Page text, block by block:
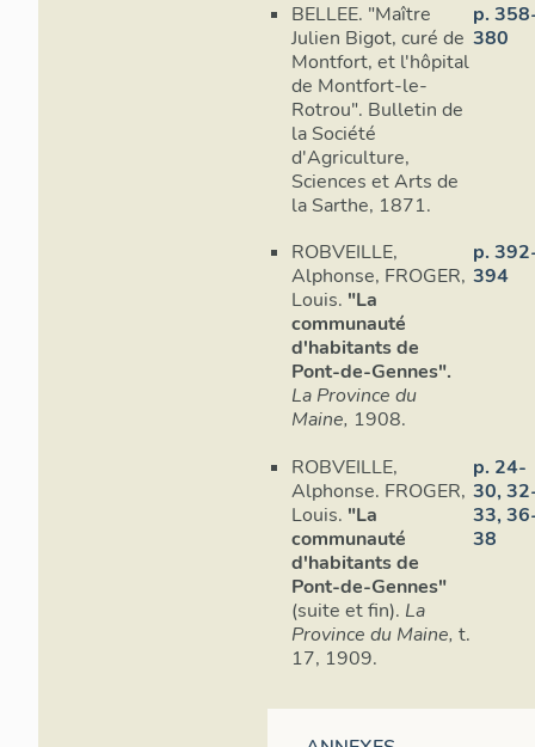
BELLEE. "Maître
Julien Bigot, curé de
Montfort, et l'hôpital
de Montfort-le-
Rotrou". Bulletin de
la Société
d'Agriculture,
Sciences et Arts de
la Sarthe, 1871.
p.
380
ROBVEILLE,
Alphonse, FROGER,
Louis. "La
communauté
d'habitants de
Pont-de-Gennes".
La Province du
Maine, 1908.
p.
394
ROBVEILLE,
Alphonse. FROGER,
Louis. "La
communauté
d'habitants de
Pont-de-Gennes"
(suite et fin). La
Province du Maine, t.
17, 1909.
p. 24-
30,
33,
38